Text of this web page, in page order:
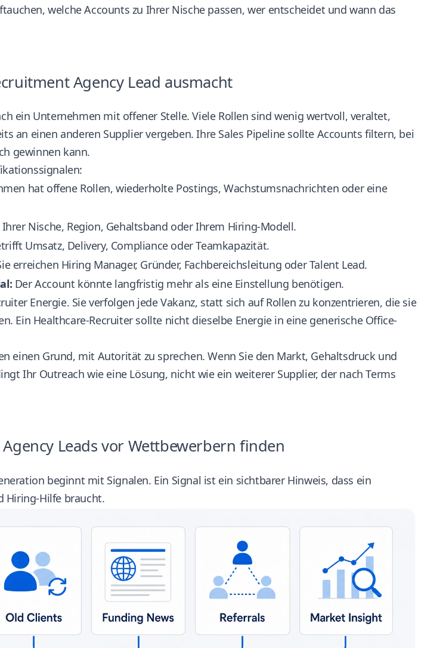
welche Accounts zu Ihrer Nische passen, wer entscheidet und wann das
Agency Lead ausmacht
ein Unternehmen mit offener Stelle. Viele Rollen sind wenig wertvoll, veraltet,
an einen anderen Supplier vergeben. Ihre Sales Pipeline sollte Accounts filtern, bei
gewinnen kann.
hat offene Rollen, wiederholte Postings, Wachstumsnachrichten oder eine
Ihrer Nische, Region, Gehaltsband oder Ihrem Hiring-Modell.
Umsatz, Delivery, Compliance oder Teamkapazität.
erreichen Hiring Manager, Gründer, Fachbereichsleitung oder Talent Lead.
Der Account könnte langfristig mehr als eine Einstellung benötigen.
Energie. Sie verfolgen jede Vakanz, statt sich auf Rollen zu konzentrieren, die sie
Ein Healthcare-Recruiter sollte nicht dieselbe Energie in eine generische Office-
einen Grund, mit Autorität zu sprechen. Wenn Sie den Markt, Gehaltsdruck und
Ihr Outreach wie eine Lösung, nicht wie ein weiterer Supplier, der nach Terms
Leads vor Wettbewerbern finden
beginnt mit Signalen. Ein Signal ist ein sichtbarer Hinweis, dass ein
Hiring-Hilfe braucht.